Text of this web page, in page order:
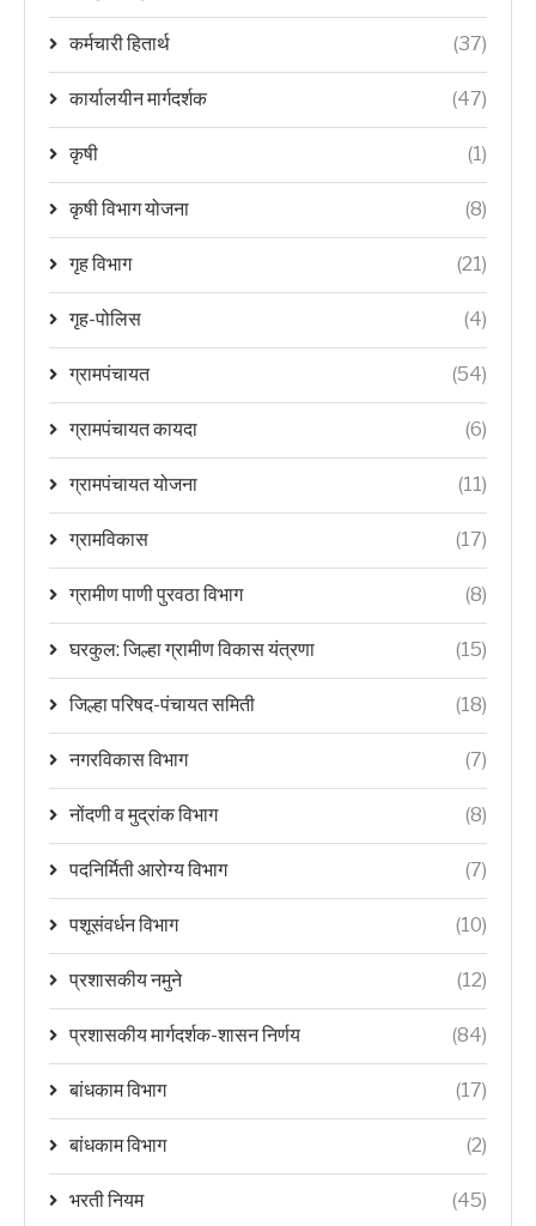
कर्मचारी हितार्थ (37)
कार्यालयीन मार्गदर्शक (47)
कृषी (1)
कृषी विभाग योजना (8)
गृह विभाग (21)
गृह-पोलिस (4)
ग्रामपंचायत (54)
ग्रामपंचायत कायदा (6)
ग्रामपंचायत योजना (11)
ग्रामविकास (17)
ग्रामीण पाणी पुरवठा विभाग (8)
घरकुल: जिल्हा ग्रामीण विकास यंत्रणा (15)
जिल्हा परिषद-पंचायत समिती (18)
नगरविकास विभाग (7)
नोंदणी व मुद्रांक विभाग (8)
पदनिर्मिती आरोग्य विभाग (7)
पशूसंवर्धन विभाग (10)
प्रशासकीय नमुने (12)
प्रशासकीय मार्गदर्शक-शासन निर्णय (84)
बांधकाम विभाग (17)
बांधकाम विभाग (2)
भरती नियम (45)